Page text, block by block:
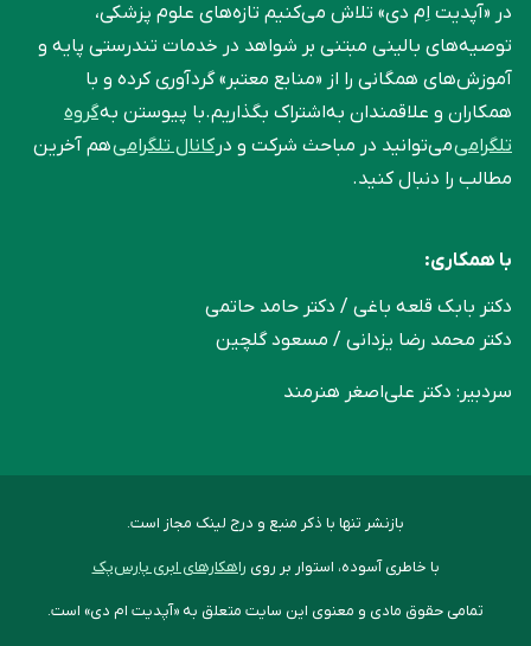
در «آپدیت اِم دی» تلاش می‌کنیم تازه‌های علوم پزشکی،
توصیه‌های بالینی مبتنی بر شواهد در خدمات تندرستی پایه و
آموزش‌های همگانی را از «منابع معتبر» گردآوری کرده و با
همکاران و علاقمندان به‌اشتراک بگذاریم.با پیوستن بهگروه
تلگرامیمی‌توانید در مباحث شرکت و درکانال تلگرامیهم آخرین
مطالب را دنبال کنید.
با همکاری:
دکتر بابک قلعه‌ باغی / دکتر حامد حاتمی
دکتر محمد رضا یزدانی / مسعود گلچین
سردبیر: دکتر علی‌اصغر هنرمند
بازنشر تنها با ذکر منبع و درج لینک مجاز است.
با خاطری آسوده، استوار بر روی راهکارهای ابری پارس‌پک
تمامی حقوق مادی و معنوی این سایت متعلق به «آپدیت ام دی» است.